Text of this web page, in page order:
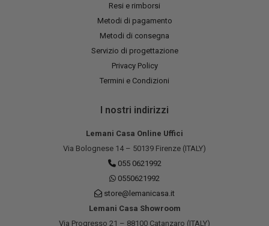
Resi e rimborsi
Metodi di pagamento
Metodi di consegna
Servizio di progettazione
Privacy Policy
Termini e Condizioni
I nostri indirizzi
Lemani Casa Online Uffici
Via Bolognese 14 – 50139 Firenze (ITALY)
055 0621992
0550621992
store@lemanicasa.it
Lemani Casa Showroom
Via Progresso 21 – 88100 Catanzaro (ITALY)